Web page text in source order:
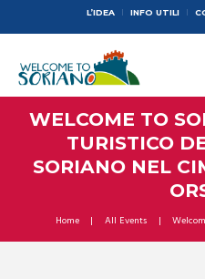
L’IDEA INFO UTILI
WELCOME TO
TURISTICO
SORIANO NEL
Home All Events